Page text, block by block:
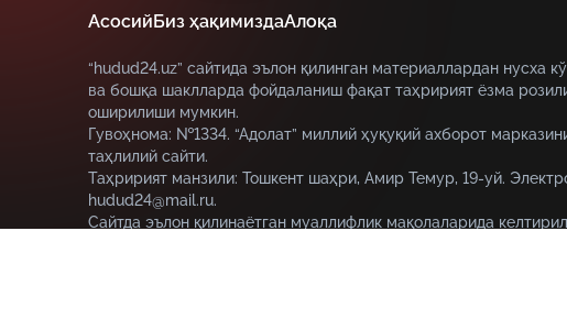
АсосийБиз ҳақимиздаАлоқа
“hudud24.uz” сайтида эълон қилинган материаллардан нусха
ва бошқа шаклларда фойдаланиш фақат таҳририят ёзма
оширилиши мумкин.
Гувоҳнома: №1334. “Адолат” миллий ҳуқуқий ахборот
таҳлилий сайти.
Таҳририят манзили: Тошкент шаҳри, Амир Темур, 19-уй.
hudud24@mail.ru.
Сайтда эълон қилинаётган муаллифлик мақолаларида